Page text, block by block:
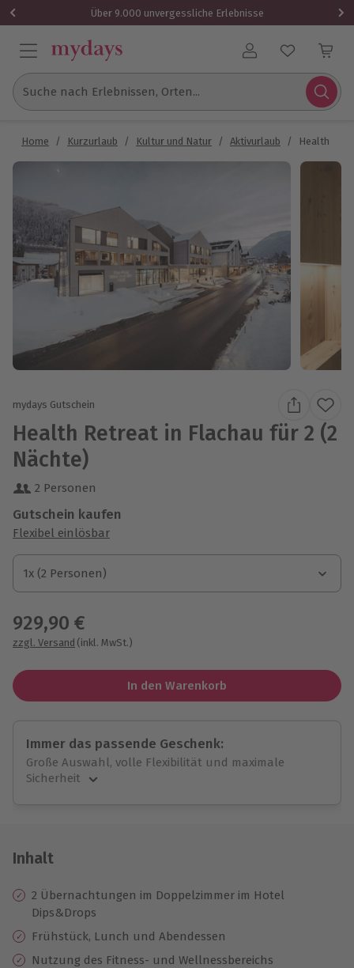
Über 9.000 unvergessliche Erlebnisse
Benutzerkonto
Suche nach Erlebnissen, Orten...
Home / Kurzurlaub / Kultur und Natur / Aktivurlaub / Health
mydays Gutschein
Health Retreat in Flachau für 2 (2
Nächte)
2 Personen
Gutschein kaufen
Flexibel einlösbar
1x (2 Personen)
1x (2 Personen)
1x (2 Personen)
929,90 €
zzgl. Versand (inkl. MwSt.)
In den Warenkorb
Immer das passende Geschenk:
Große Auswahl, volle Flexibilität und maximale
Sicherheit
Jeder Gutschein für alle Erlebnisse einlösbar.
10 Jahre gültig & verlängerbar.
Inhalt
2 Übernachtungen im Doppelzimmer im Hotel
Dips&Drops
Frühstück, Lunch und Abendessen
Nutzung des Fitness- und Wellnessbereichs